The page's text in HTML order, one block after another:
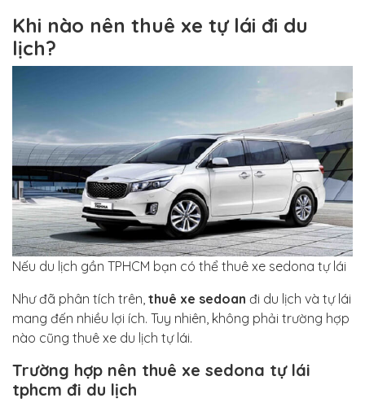
Khi nào nên thuê xe tự lái đi du
lịch?
Nếu du lịch gần TPHCM bạn có thể thuê xe sedona tự lái
Như đã phân tích trên, thuê xe sedoan đi du lịch và tự lái
mang đến nhiều lợi ích. Tuy nhiên, không phải trường hợp
nào cũng thuê xe du lịch tự lái.
Trường hợp nên thuê xe sedona tự lái
tphcm đi du lịch